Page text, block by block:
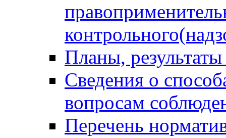
Планы,
Сведения о
вопросам
Перечень